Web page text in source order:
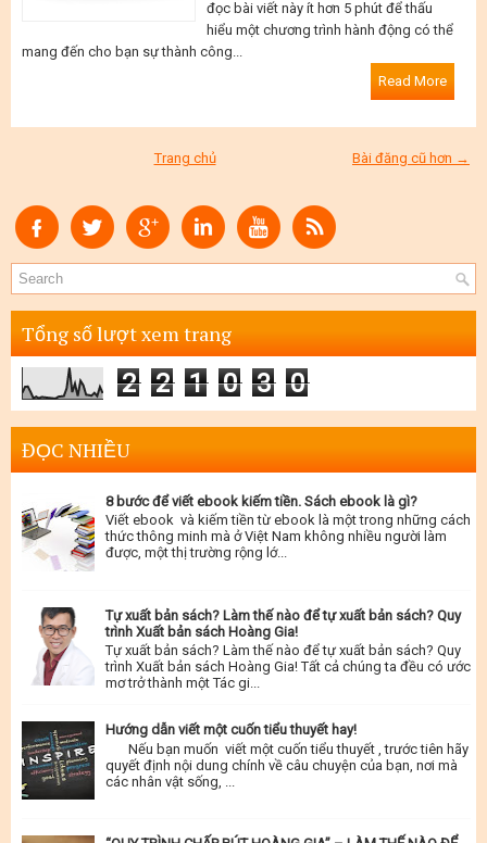
đọc bài viết này ít hơn 5 phút để thấu
hiểu một chương trình hành động có thể
mang đến cho bạn sự thành công...
Read More
Bài đăng cũ hơn →
Trang chủ
Tổng số lượt xem trang
2 2 1 0 3 0
ĐỌC NHIỀU
8 bước để viết ebook kiếm tiền. Sách ebook là gì?
Viết ebook và kiếm tiền từ ebook là một trong những cách
thức thông minh mà ở Việt Nam không nhiều người làm
được, một thị trường rộng lớ...
Tự xuất bản sách? Làm thế nào để tự xuất bản sách? Quy
trình Xuất bản sách Hoàng Gia!
Tự xuất bản sách? Làm thế nào để tự xuất bản sách? Quy
trình Xuất bản sách Hoàng Gia! Tất cả chúng ta đều có ước
mơ trở thành một Tác gi...
Hướng dẫn viết một cuốn tiểu thuyết hay!
Nếu bạn muốn viết một cuốn tiểu thuyết , trước tiên hãy
quyết định nội dung chính về câu chuyện của bạn, nơi mà
các nhân vật sống, ...